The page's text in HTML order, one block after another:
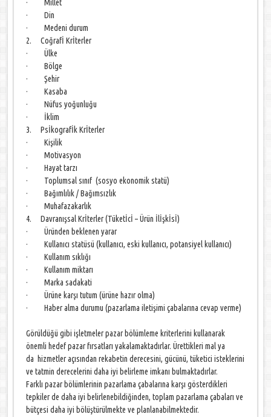
· Millet
· Din
· Medeni durum
2. Coğrafİ Krİterler
· Ülke
· Bölge
· Şehir
· Kasaba
· Nüfus yoğunluğu
· İklim
3. Psİkografİk Krİterler
· Kişilik
· Motivasyon
· Hayat tarzı
· Toplumsal sınıf (sosyo ekonomik statü)
· Bağımlılık / Bağımsızlık
· Muhafazakarlık
4. Davranışsal Krİterler (Tüketİcİ – Ürün İlİşkİsİ)
· Üründen beklenen yarar
· Kullanıcı statüsü (kullanıcı, eski kullanıcı, potansiyel kullanıcı)
· Kullanım sıklığı
· Kullanım miktarı
· Marka sadakati
· Ürüne karşı tutum (ürüne hazır olma)
· Haber alma durumu (pazarlama iletişimi çabalarına cevap verme)
Görüldüğü gibi işletmeler pazar bölümleme kriterlerini kullanarak
önemli hedef pazar fırsatları yakalamaktadırlar. Ürettikleri mal ya
da hizmetler açısından rekabetin derecesini, gücünü, tüketici isteklerini
ve tatmin derecelerini daha iyi belirleme imkanı bulmaktadırlar.
Farklı pazar bölümlerinin pazarlama çabalarına karşı gösterdikleri
tepkiler de daha iyi belirlenebildiğinden, toplam pazarlama çabaları ve
bütçesi daha iyi bölüştürülmekte ve planlanabilmektedir.